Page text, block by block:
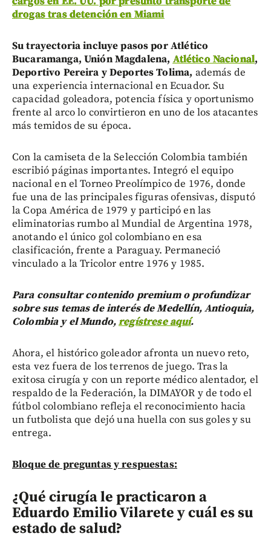
drogas tras detención en Miami
Su trayectoria incluye pasos por Atlético
Bucaramanga, Unión Magdalena, Atlético Nacional,
Deportivo Pereira y Deportes Tolima, además de
una experiencia internacional en Ecuador. Su
capacidad goleadora, potencia física y oportunismo
frente al arco lo convirtieron en uno de los atacantes
más temidos de su época.
Con la camiseta de la Selección Colombia también
escribió páginas importantes. Integró el equipo
nacional en el Torneo Preolímpico de 1976, donde
fue una de las principales figuras ofensivas, disputó
la Copa América de 1979 y participó en las
eliminatorias rumbo al Mundial de Argentina 1978,
anotando el único gol colombiano en esa
clasificación, frente a Paraguay. Permaneció
vinculado a la Tricolor entre 1976 y 1985.
Para consultar contenido premium o profundizar
sobre sus temas de interés de Medellín, Antioquia,
Colombia y el Mundo,regístrese aquí.
Ahora, el histórico goleador afronta un nuevo reto,
esta vez fuera de los terrenos de juego. Tras la
exitosa cirugía y con un reporte médico alentador, el
respaldo de la Federación, la DIMAYOR y de todo el
fútbol colombiano refleja el reconocimiento hacia
un futbolista que dejó una huella con sus goles y su
entrega.
Bloque de preguntas y respuestas:
¿Qué cirugía le practicaron a
Eduardo Emilio Vilarete y cuál es su
estado de salud?